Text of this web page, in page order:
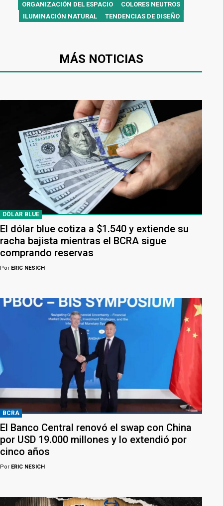
ORGANIZACIÓN DEL ESPACIO
COLORES NEUTROS
ILUMINACIÓN NATURAL
TENDENCIAS DE DISEÑO
MÁS NOTICIAS
DÓLAR BLUE
El dólar blue cotiza a $1.540 y extiende su
racha bajista mientras el BCRA sigue
comprando reservas
Por ERIC NESICH
BCRA
El Banco Central renovó el swap con China
por USD 19.000 millones y lo extendió por
cinco años
Por ERIC NESICH